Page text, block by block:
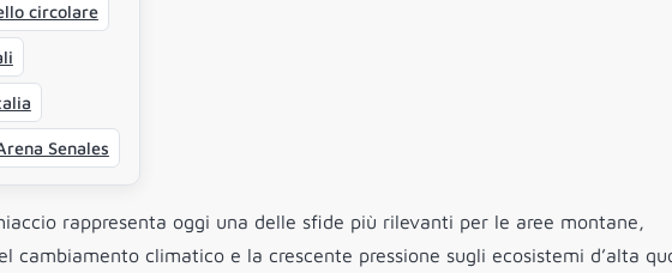
circolare
Senales
rappresenta oggi una delle sfide più rilevanti per le aree montane,
climatico e la crescente pressione sugli ecosistemi d’alta